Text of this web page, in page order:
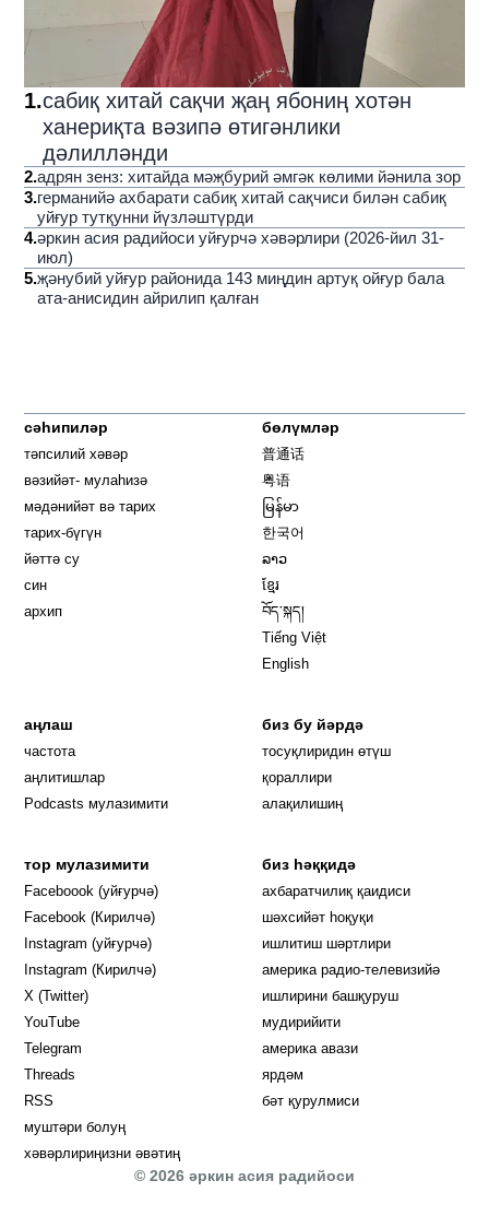
1.сабиқ хитай сақчи җаң ябониң хотән
ханериқта вәзипә өтигәнлики
дәлилләнди
2.адрян зенз: хитайда мәҗбурий әмгәк көлими йәнила зор
3.германийә ахбарати сабиқ хитай сақчиси билән сабиқ
уйғур тутқунни йүзләштүрди
4.әркин асия радийоси уйғурчә хәвәрлири (2026-йил 31-
июл)
5.җәнубий уйғур районида 143 миңдин артуқ ойғур бала
ата-анисидин айрилип қалған
сәһипиләр
тәпсилий хәвәр
вәзийәт- мулаһизә
мәдәнийәт вә тарих
тарих-бүгүн
йәттә су
син
архип
бөлүмләр
普通话
粤语
မြန်မာ
한국어
ລາວ
ខ្មែរ
བོད་སྐད།
Tiếng Việt
English
аңлаш
частота
аңлитишлар
Podcasts мулазимити
биз бу йәрдә
тосуқлиридин өтүш
қораллири
алақилишиң
тор мулазимити
Faceboook (уйғурчә) Opens in new window
Facebook (Кирилчә) Opens in new window
Instagram (уйғурчә) Opens in new window
Instagram (Кирилчә) Opens in new window
X (Twitter)
YouTube
Telegram
Threads
RSS
муштәри болуң
хәвәрлириңизни әвәтиң
биз һәққидә
ахбаратчилиқ қаидиси
шәхсийәт һоқуқи
ишлитиш шәртлири
америка радио-телевизийә
ишлирини башқуруш
мудирийити
америка авази
ярдәм
бәт қурулмиси
© 2026 әркин асия радийоси